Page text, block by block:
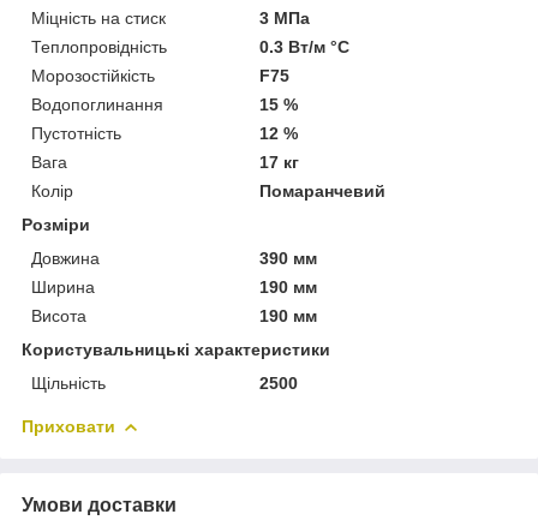
Міцність на стиск
3 МПа
Теплопровідність
0.3 Вт/м °С
Морозостійкість
F75
Водопоглинання
15 %
Пустотність
12 %
Вага
17 кг
Колір
Помаранчевий
Розміри
Довжина
390 мм
Ширина
190 мм
Висота
190 мм
Користувальницькі характеристики
Щільність
2500
Приховати
Умови доставки